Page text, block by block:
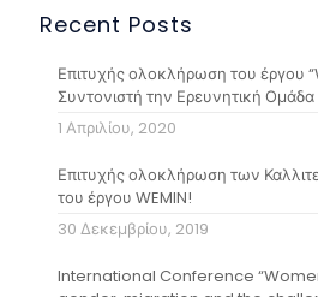
Recent Posts
Επιτυχής ολοκλήρωση του έργου
Συντονιστή την Ερευνητική
1 Απριλίου, 2020
Επιτυχής ολοκλήρωση των
του έργου WEMIN!
30 Δεκεμβρίου, 2019
International Conference